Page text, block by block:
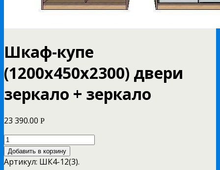
Шкаф-купе
(1200х450х2300) двери
зеркало + зеркало
23 390.00 Р
Добавить в корзину
Артикул: ШК4-12(3).